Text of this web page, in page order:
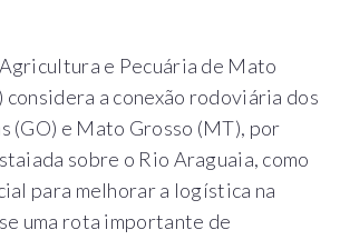
e Pecuária de Mato
considera a conexão rodoviária dos
(GO) e Mato Grosso (MT), por
sobre o Rio Araguaia, como
para melhorar a logística na
uma rota importante de